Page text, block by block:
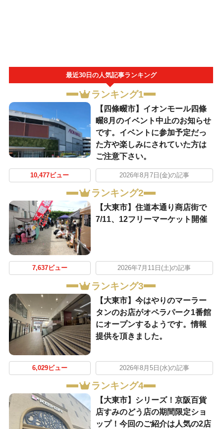
最近30日の人気記事ランキング
ランキング1
【四條畷市】イオンモール四條
畷8月のイベント中止のお知らせ
です。イベントに参加予定だっ
た方や楽しみにされていた方は
ご注意下さい。
10,477ビュー 2026年8月7日(金)の記事
ランキング2
【大東市】住道本通り商店街で
7/11、12フリーマーケット開催
7,637ビュー 2026年7月11日(土)の記事
ランキング3
【大東市】今はやりのマーラー
タンのお店がオペラパーク1番館
にオープンするようです。情報
提供を頂きました。
6,029ビュー 2026年8月5日(水)の記事
ランキング4
【大東市】シリーズ！京阪百貨
店すみのどう店の期間限定ショ
ップ！今回のご紹介は人気の2店